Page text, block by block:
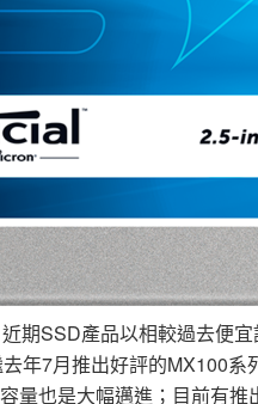
期SSD產品以相較過去便
年7月推出好評的MX100
量也是大幅邁進；目前有